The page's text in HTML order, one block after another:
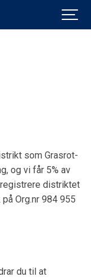
som Grasrot-
og vi får 5% av
distriktet
Org.nr 984 955
du til at